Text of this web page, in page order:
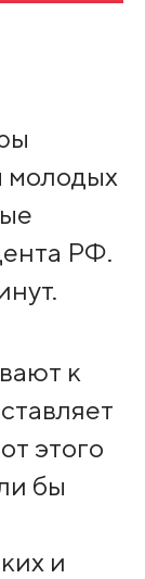
молодых
РФ.
к
этого
бы
и